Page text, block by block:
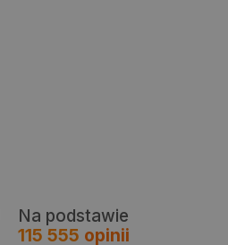
Na podstawie
115 555 opinii